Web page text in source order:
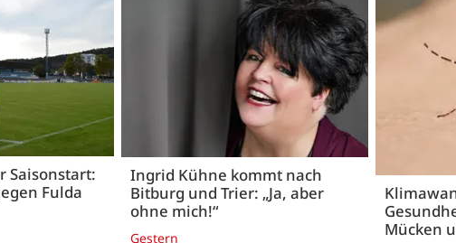
Saisonstart:
Fulda
Ingrid Kühne kommt nach
Bitburg und Trier: „Ja, aber
ohne mich!“
Gestern
Mücken